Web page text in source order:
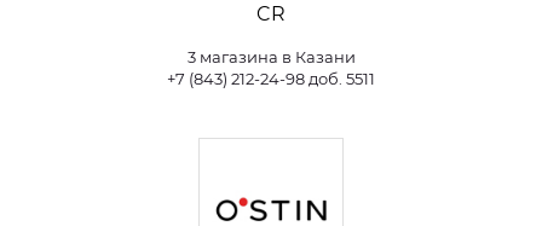
CR
3 магазина в Казани
+7 (843) 212-24-98 доб. 5511